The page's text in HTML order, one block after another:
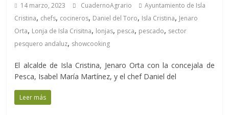
14 marzo, 2023 CuadernoAgrario
Ayuntamiento de Isla
Cristina, chefs, cocineros, Daniel del Toro, Isla Cristina, Jenaro
Orta, Lonja de Isla Crisitna, lonjas, pesca, pescado, sector
pesquero andaluz, showcooking
El alcalde de Isla Cristina, Jenaro Orta con la concejala de
Pesca, Isabel María Martínez, y el chef Daniel del
Leer más